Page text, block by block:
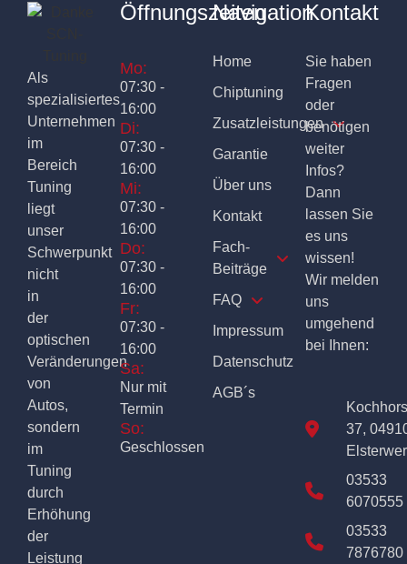
Als
spezialisiertes
Unternehmen
im
Bereich
Tuning
liegt
unser
Schwerpunkt
nicht
in
der
optischen
Veränderungen
von
Autos,
sondern
im
Tuning
durch
Erhöhung
der
Leistung
Öffnungszeiten
Mo:
07:30 -
16:00
Di:
07:30 -
16:00
Mi:
07:30 -
16:00
Do:
07:30 -
16:00
Fr:
07:30 -
16:00
Sa:
Nur mit
Termin
So:
Geschlossen
Navigation
Home
Chiptuning
Zusatzleistungen
Garantie
Über uns
Kontakt
Fach-
Beiträge
FAQ
Impressum
Datenschutz
AGB´s
Kontakt
Sie haben
Fragen
oder
benötigen
weiter
Infos?
Dann
lassen Sie
es uns
wissen!
Wir melden
uns
umgehend
bei Ihnen:
37,
03533
6070555
03533
7876780